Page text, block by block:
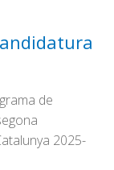
de
2025-